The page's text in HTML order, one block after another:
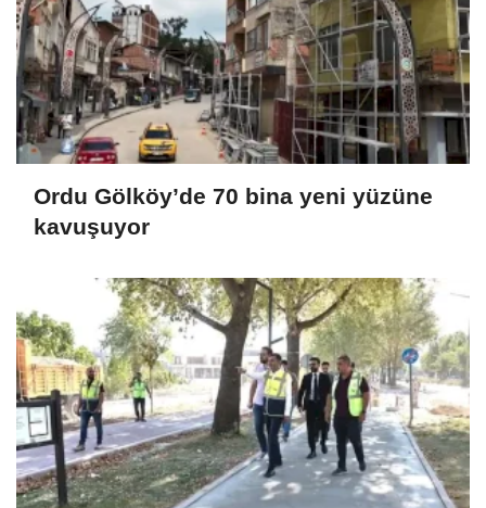
Ordu Gölköy’de 70 bina yeni yüzüne
kavuşuyor